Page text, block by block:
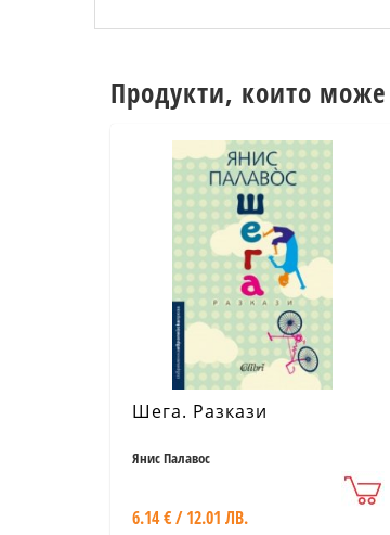
Продукти, които
Шега. Разкази
Янис Палавос
6.14 € / 12.01 ЛВ.